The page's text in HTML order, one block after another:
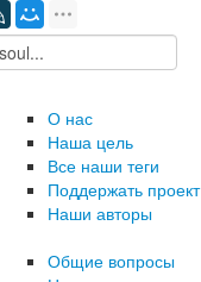
О нас
Наша цель
Все наши теги
Поддержать проект
Наши авторы
Общие вопросы